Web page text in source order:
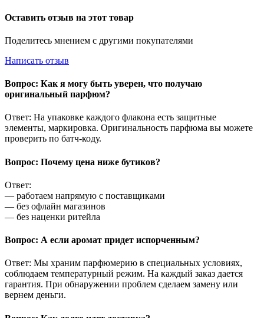
Оставить отзыв на этот товар
Поделитесь мнением с другими покупателями
Написать отзыв
Вопрос: Как я могу быть уверен, что получаю
оригинальный парфюм?
Ответ: На упаковке каждого флакона есть защитные
элементы, маркировка. Оригинальность парфюма вы можете
проверить по батч-коду.
Вопрос: Почему цена ниже бутиков?
Ответ:
— работаем напрямую с поставщиками
— без офлайн магазинов
— без наценки ритейла
Вопрос: А если аромат придет испорченным?
Ответ: Мы храним парфюмерию в специальных условиях,
соблюдаем температурный режим. На каждый заказ дается
гарантия. При обнаружении проблем сделаем замену или
вернем деньги.